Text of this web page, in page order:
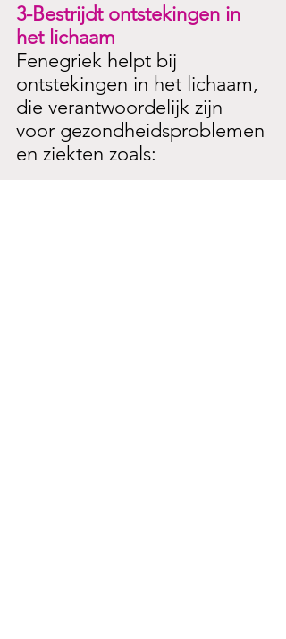
3-Bestrijdt ontstekingen in
het lichaam
Fenegriek helpt bij
ontstekingen in het lichaam,
die verantwoordelijk zijn
voor gezondheidsproblemen
en ziekten zoals: